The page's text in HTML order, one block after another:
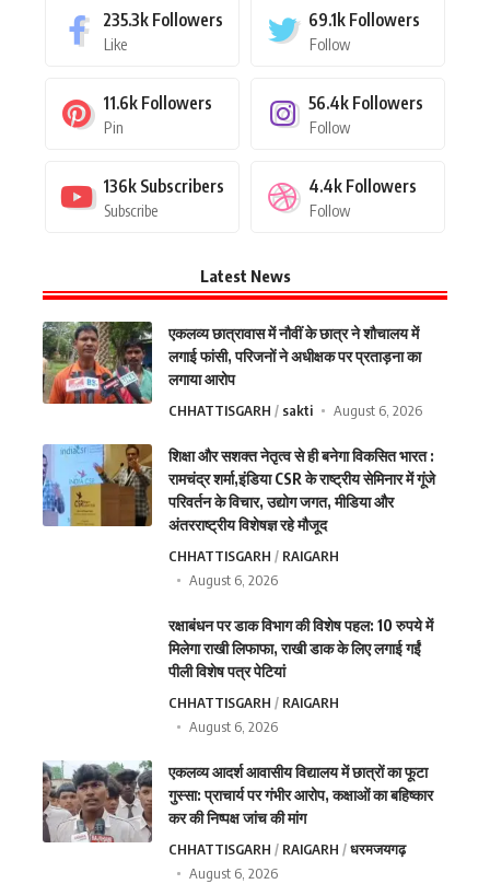
235.3k Followers
Like
69.1k Followers
Follow
11.6k Followers
Pin
56.4k Followers
Follow
136k Subscribers
Subscribe
4.4k Followers
Follow
Latest News
एकलव्य छात्रावास में नौवीं के छात्र ने शौचालय में
लगाई फांसी, परिजनों ने अधीक्षक पर प्रताड़ना का
लगाया आरोप
CHHATTISGARH sakti August 6, 2026
शिक्षा और सशक्त नेतृत्व से ही बनेगा विकसित भारत :
रामचंद्र शर्मा,इंडिया CSR के राष्ट्रीय सेमिनार में गूंजे
परिवर्तन के विचार, उद्योग जगत, मीडिया और
अंतरराष्ट्रीय विशेषज्ञ रहे मौजूद
CHHATTISGARH
RAIGARH
August 6, 2026
रक्षाबंधन पर डाक विभाग की विशेष पहल: 10 रुपये में
मिलेगा राखी लिफाफा, राखी डाक के लिए लगाई गईं
पीली विशेष पत्र पेटियां
CHHATTISGARH
RAIGARH
August 6, 2026
एकलव्य आदर्श आवासीय विद्यालय में छात्रों का फूटा
गुस्सा: प्राचार्य पर गंभीर आरोप, कक्षाओं का बहिष्कार
कर की निष्पक्ष जांच की मांग
CHHATTISGARH RAIGARH
धरमजयगढ़
August 6, 2026